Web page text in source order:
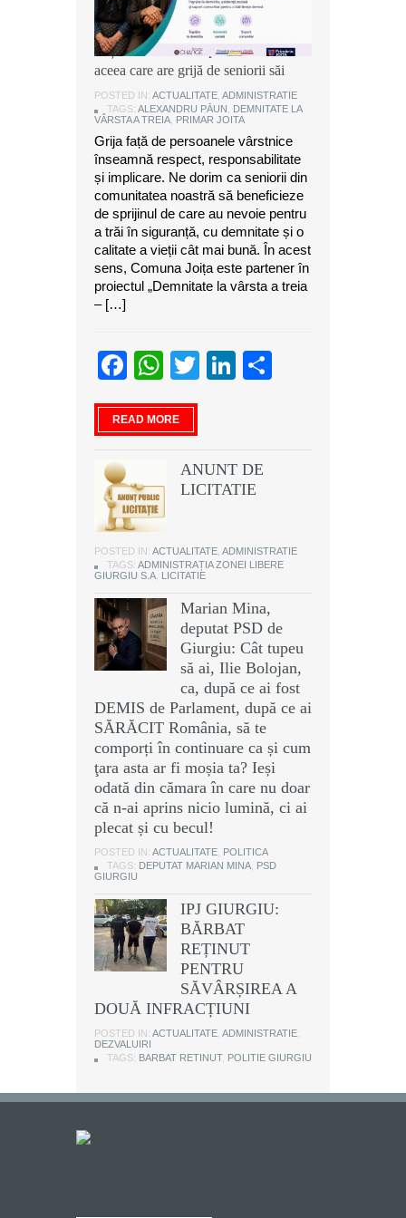
Alexandru Păun, primarul comunei
Joița: O comunitate puternică este
aceea care are grijă de seniorii săi
POSTED IN: ACTUALITATE ADMINISTRATIE
TAGS: ALEXANDRU PĂUN
DEMNITATE LA
VÂRSTA A TREIA PRIMAR JOITA
Grija față de persoanele vârstnice
înseamnă respect, responsabilitate
și implicare. Ne dorim ca seniorii din
comunitatea noastră să beneficieze
de sprijinul de care au nevoie pentru
a trăi în siguranță, cu demnitate și o
calitate a vieții cât mai bună. În acest
sens, Comuna Joița este partener în
proiectul „Demnitate la vârsta a treia
– […]
Facebook
WhatsApp
TwitterLinkedIn
READ MORE
ANUNT DE
LICITATIE
POSTED IN: ACTUALITATE ADMINISTRATIE
TAGS: ADMINISTRAȚIA ZONEI LIBERE
GIURGIU S.A LICITATIE
Marian Mina,
deputat PSD de
Giurgiu: Cât tupeu
să ai, Ilie Bolojan,
ca, după ce ai fost
DEMIS de Parlament, după ce ai
SĂRĂCIT România, să te
comporți în continuare ca și cum
ţara asta ar fi moșia ta? Ieși
odată din cămara în care nu doar
că n-ai aprins nicio lumină, ci ai
plecat și cu becul!
POSTED IN: ACTUALITATE POLITICA
TAGS: DEPUTAT MARIAN MINA PSD
GIURGIU
IPJ GIURGIU:
BĂRBAT
REȚINUT
PENTRU
SĂVÂRȘIREA A
DOUĂ INFRACȚIUNI
POSTED IN: ACTUALITATE ADMINISTRATIE
DEZVALUIRI
TAGS: BARBAT RETINUT, POLITIE GIURGIU